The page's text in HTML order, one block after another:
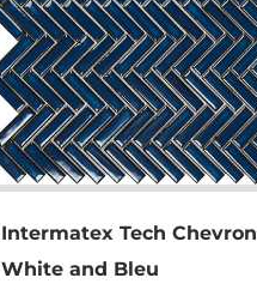
Intermatex Tech Chevron
White and Bleu